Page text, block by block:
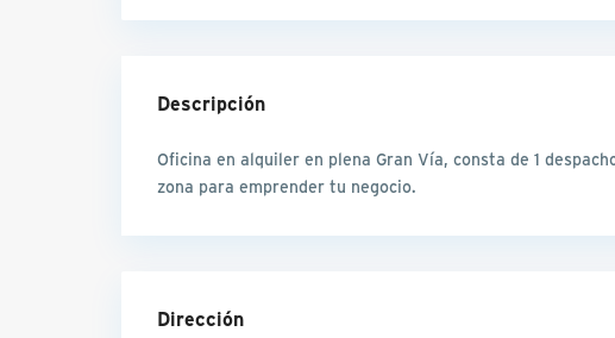
Descripción
Oficina en alquiler en plena Gran Vía, consta de 1
zona para emprender tu negocio.
Dirección